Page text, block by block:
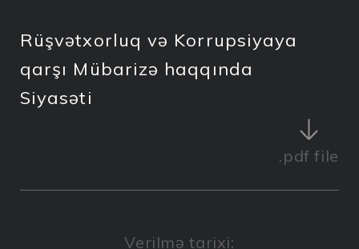
Rüşvətxorluq və Korrupsiyaya
qarşı Mübarizə haqqında
Siyasəti
.pdf file
Verilmə tarixi: